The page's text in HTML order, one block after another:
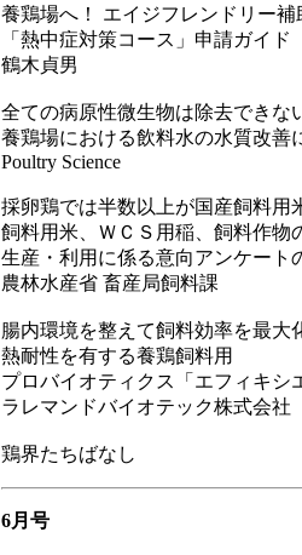
養鶏場へ！ エイジフレンドリー補
「熱中症対策コース」申請ガイド
鶴木貞男
全ての病原性微生物は除去できな
養鶏場における飲料水の水質改善
Poultry Science
採卵鶏では半数以上が国産飼料用
飼料用米、ＷＣＳ用稲、飼料作物
生産・利用に係る意向アンケート
農林水産省 畜産局飼料課
腸内環境を整えて飼料効率を最大
熱耐性を有する養鶏飼料用
プロバイオティクス「エフィキシ
ラレマンドバイオテック株式会社
鶏界たちばなし
6月号